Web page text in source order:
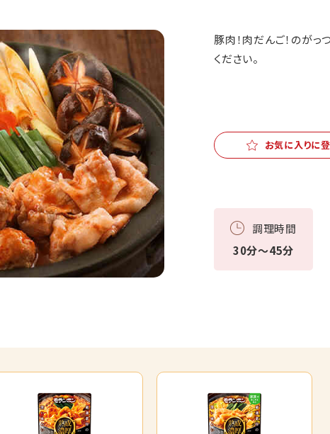
豚肉！肉だんご！のが
ください。
お気に入りに
調理時間
30分～45分